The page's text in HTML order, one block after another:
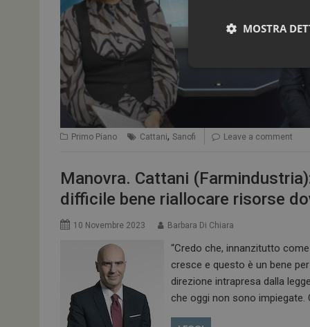
Primo Piano Cattani, Sanofi Leave a comment
Manovra. Cattani
difficile bene riallocare risorse
10 Novembre 2023 Barbara Di Chiara
“Credo che, innanzitutto
cresce e questo è un bene
direzione intrapresa dalla
che oggi non sono impiegate.
MOSTRA
I cookie necessari
e l'accesso alle aree
_ga